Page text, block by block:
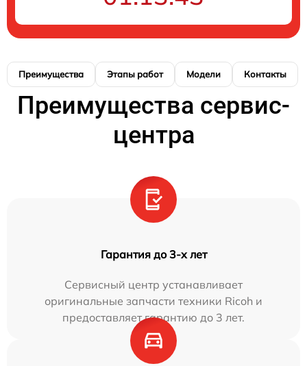
Преимущества Этапы работ Модели Контакты
Преимущества сервис-
центра
Гарантия до 3-х лет
Сервисный центр устанавливает
оригинальные запчасти техники Ricoh и
предоставляет гарантию до 3 лет.